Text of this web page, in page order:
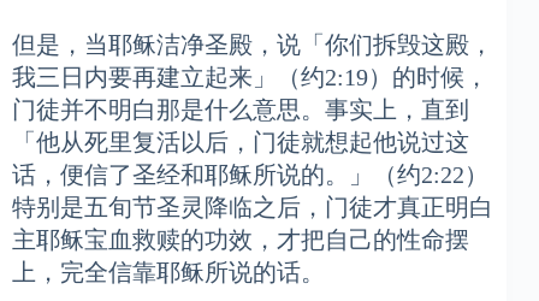
但是，当耶稣洁净圣殿，说「你们拆毁这殿，
我三日内要再建立起来」（约2:19）的时候，
门徒并不明白那是什么意思。事实上，直到
「他从死里复活以后，门徒就想起他说过这
话，便信了圣经和耶稣所说的。」（约2:22）
特别是五旬节圣灵降临之后，门徒才真正明白
主耶稣宝血救赎的功效，才把自己的性命摆
上，完全信靠耶稣所说的话。